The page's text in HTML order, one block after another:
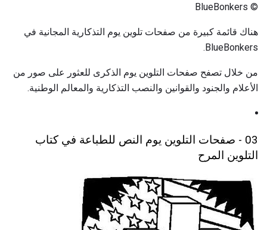
© BlueBonkers
هناك قائمة كبيرة من صفحات تلوين يوم التذكارية المجانية في
BlueBonkers.
من خلال تصفح صفحات التلوين يوم الذكرى للعثور على صور من
الأعلام والجنود والقوانين والنصب التذكارية والمعالم الوطنية.
03 - صفحات التلوين يوم النص للطباعة في كتاب
التلوين المرح